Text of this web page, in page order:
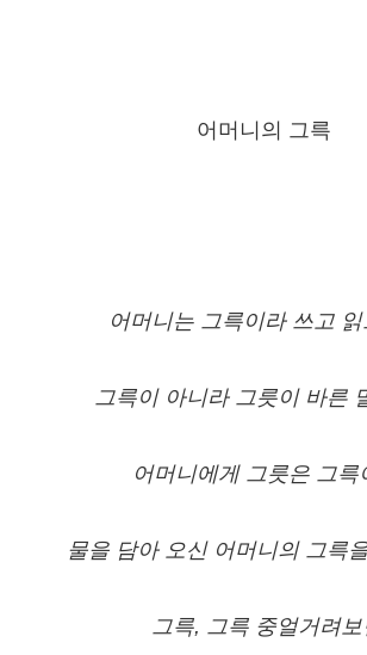
어머니의 그륵
정일
어머니는 그륵이라 쓰고
그륵이 아니라 그릇이 바른
어머니에게 그릇은 그륵
물을 담아 오신 어머니의 그륵
그륵, 그륵 중얼거려보